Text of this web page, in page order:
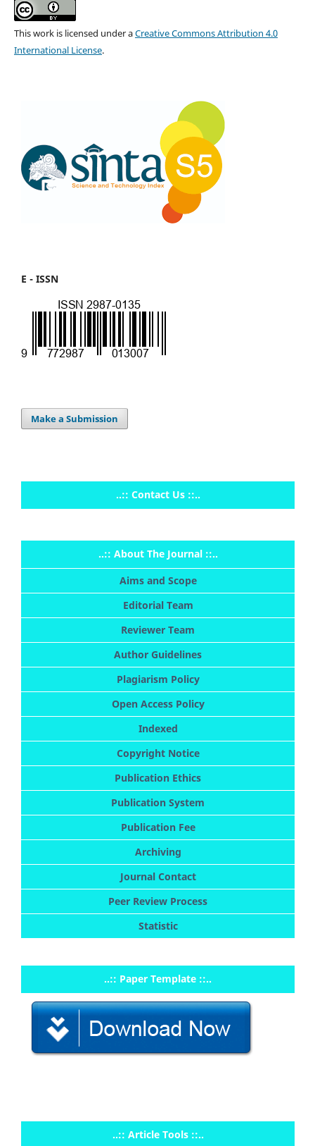
This work is licensed under aCreative Commons Attribution 4.0
International License.
E - ISSN
Make a Submission
..:: Contact Us ::..
..:: About The Journal ::..
Aims and Scope
Editorial Team
Reviewer Team
Author Guidelines
Plagiarism Policy
Open Access Policy
Indexed
Copyright Notice
Publication Ethics
Publication System
Publication Fee
Archiving
Journal Contact
Peer Review Process
Statistic
..:: Paper Template ::..
..:: Article Tools ::..